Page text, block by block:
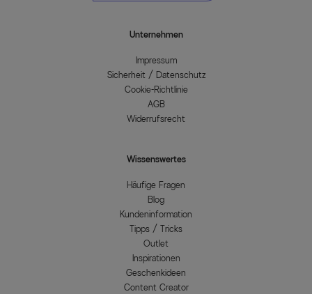
Unternehmen
Impressum
Sicherheit / Datenschutz
Cookie-Richtlinie
AGB
Widerrufsrecht
Wissenswertes
Häufige Fragen
Blog
Kundeninformation
Tipps / Tricks
Outlet
Inspirationen
Geschenkideen
Content Creator